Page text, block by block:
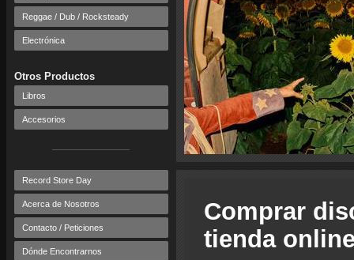
Reggae / Dub / Rocksteady
Electrónica
Otros Productos
Libros
Accesorios
Record Store Day
Acerca de Nosotros
Contacto / Peticiones
Dónde Encontrarnos
Comprar
tienda